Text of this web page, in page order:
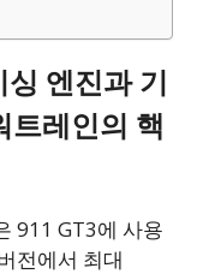
엔진과 기
트레인의 핵
911 GT3에 사용
전에서 최대